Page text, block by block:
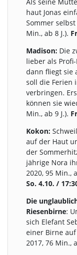
haut Jonas
Sommer
Min., ab 8 J.).
Madison: Die
lieber als
dann fliegt sie
soll die Ferien
verbringen.
können sie
Min., ab 9 J.).
Kokon:
auf der Haut
der
jährige Nora
2020, 95 Min.,
So. 4.10. /
Die
Riesenbirne:
sich Elefant
einer Birne
2017, 76 Min.,